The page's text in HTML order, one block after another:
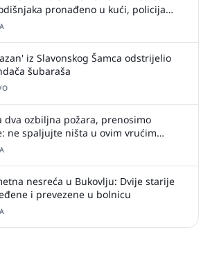
pronađeno u kući, policija
osobu
iz Slavonskog Šamca odstrijelio
šubaraša
dva ozbiljna požara, prenosimo
ne spaljujte ništa u ovim vrućim
nesreća u Bukovlju: Dvije starije
i prevezene u bolnicu